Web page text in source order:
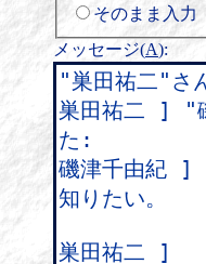
そのまま入力
メッセージ(A):